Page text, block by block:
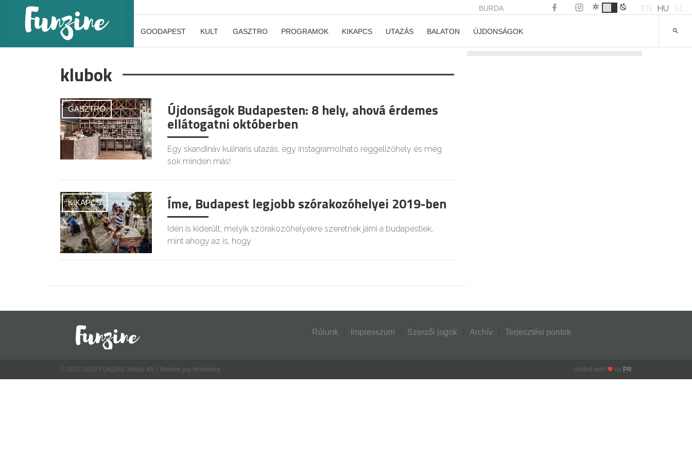
BURDA EN HU SL
GOODAPEST KULT GASZTRO PROGRAMOK KIKAPCS UTAZÁS BALATON ÚJDONSÁGOK
klubok
GASZTRO Újdonságok Budapesten: 8 hely, ahová érdemes
ellátogatni októberben
Egy skandináv kulináris utazás, egy instagramolható reggelizőhely és még
sok minden más!
KIKAPCS Íme, Budapest legjobb szórakozóhelyei 2019-ben
Idén is kiderült, melyik szórakozóhelyekre szeretnek járni a budapestiek,
mint ahogy az is, hogy
Rólunk Impresszum Szerzői jogok Archív Terjesztési pontok
© 2017-2018 FUNZINE Média Kft. | Minden jog fenntartva crafted with by PR